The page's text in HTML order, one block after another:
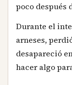
poco después
Durante el
arneses,
desapareció
hacer algo